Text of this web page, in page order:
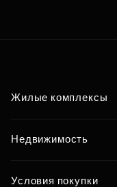
Жилые комплексы
Недвижимость
Условия покупки